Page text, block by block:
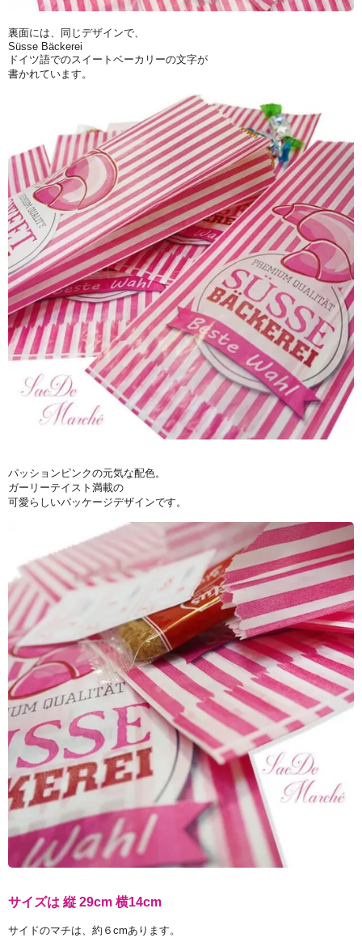
裏面には、同じデザインで、
Süsse Bäckerei
ドイツ語でのスイートベーカリーの文字が
書かれています。
パッションピンクの元気な配色。
ガーリーテイスト満載の
可愛らしいパッケージデザインです。
サイズは 縦 29cm 横14cm
サイドのマチは、約６cmあります。